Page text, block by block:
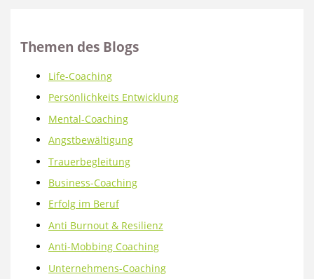
Themen des Blogs
Life-Coaching
Persönlichkeits Entwicklung
Mental-Coaching
Angstbewältigung
Trauerbegleitung
Business-Coaching
Erfolg im Beruf
Anti Burnout & Resilienz
Anti-Mobbing Coaching
Unternehmens-Coaching